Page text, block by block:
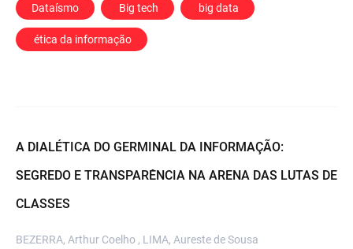
Dataísmo Big tech big data
ética da informação
A DIALÉTICA DO GERMINAL DA INFORMAÇÃO:
SEGREDO E TRANSPARÊNCIA NA ARENA DAS LUTAS DE
CLASSES
BEZERRA, Arthur Coelho , LIMA, Aureste de Sousa